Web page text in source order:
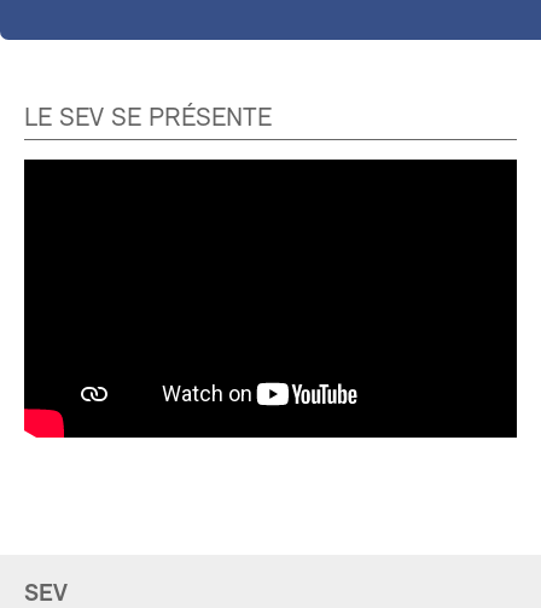
LE SEV SE PRÉSENTE
SEV